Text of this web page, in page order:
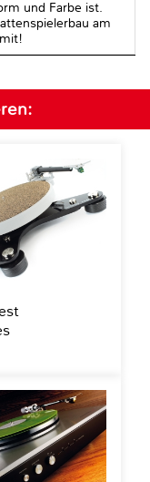
und Farbe ist.
am